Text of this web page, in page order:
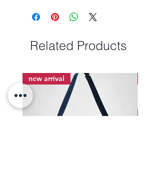
Related Products
new arrival